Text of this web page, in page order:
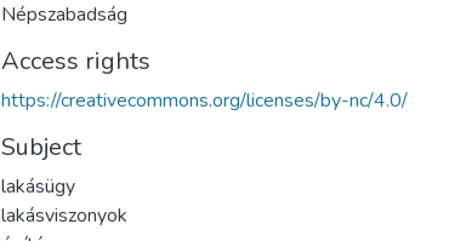
Népszabadság
Access rights
https://creativecommons.org/licenses/by-nc/4.0/
Subject
lakásügy
lakásviszonyok